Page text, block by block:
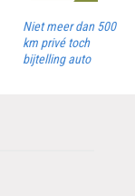
Niet meer dan 500
km privé toch
bijtelling auto